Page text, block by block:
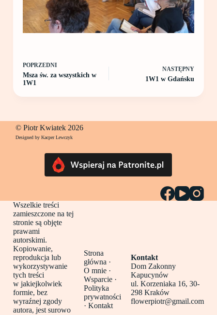
POPRZEDNI
Msza św. za wszystkich w
1W1
NASTĘPNY
1W1 w Gdańsku
© Piotr Kwiatek 2026
Designed by Kacper Lewczyk
Wszelkie treści
zamieszczone na tej
stronie są objęte
prawami
autorskimi.
Kopiowanie,
reprodukcja lub
wykorzystywanie
tych treści
w jakiejkolwiek
formie, bez
wyraźnej zgody
autora, jest surowo
Strona
główna ·
O mnie ·
Wsparcie ·
Polityka
prywatności
·Kontakt
Kontakt
Dom Zakonny
Kapucynów
ul. Korzeniaka 16, 30-
298 Kraków
flowerpiotr@gmail.com